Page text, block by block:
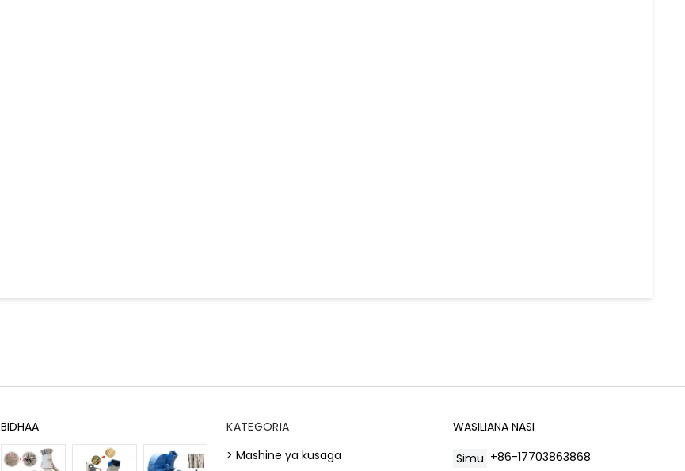
BIDHAA
KATEGORIA
> Mashine ya kusaga
WASILIANA NASI
Simu +86-17703863868